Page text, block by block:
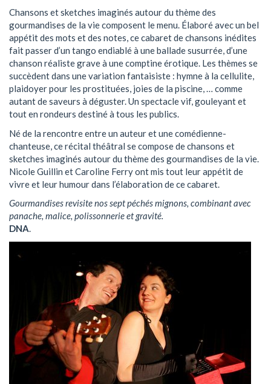
Chansons et sketches imaginés autour du thème des
gourmandises de la vie composent le menu. Élaboré avec un bel
appétit des mots et des notes, ce cabaret de chansons inédites
fait passer d’un tango endiablé à une ballade susurrée, d’une
chanson réaliste grave à une comptine érotique. Les thèmes se
succèdent dans une variation fantaisiste : hymne à la cellulite,
plaidoyer pour les prostituées, joies de la piscine, … comme
autant de saveurs à déguster. Un spectacle vif, gouleyant et
tout en rondeurs destiné à tous les publics.
Né de la rencontre entre un auteur et une comédienne-
chanteuse, ce récital théâtral se compose de chansons et
sketches imaginés autour du thème des gourmandises de la vie.
Nicole Guillin et Caroline Ferry ont mis tout leur appétit de
vivre et leur humour dans l’élaboration de ce cabaret.
Gourmandises revisite nos sept péchés mignons, combinant avec
panache, malice, polissonnerie et gravité.
DNA.